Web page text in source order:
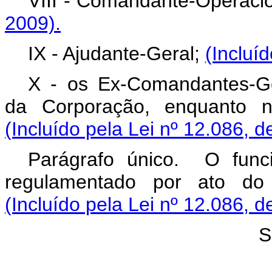
2009).
IX - Ajudante-Geral;
X - os Ex-Comandantes-
da Corporação, enquanto
(Incluído pela Lei nº 12.086,
Parágrafo único. O
regulamentado por ato
(Incluído pela Lei nº 12.086,